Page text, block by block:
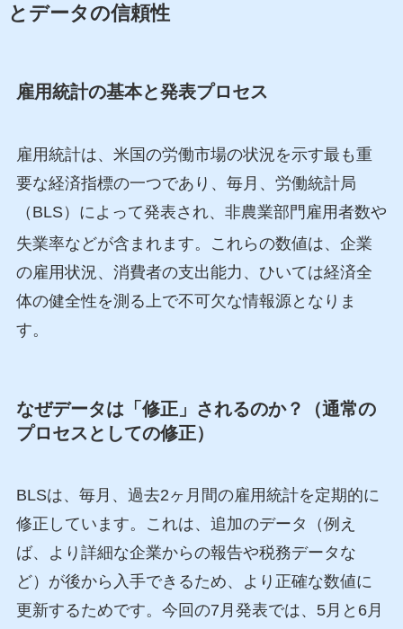
とデータの信頼性
雇用統計の基本と発表プロセス
雇用統計は、米国の労働市場の状況を示す最も重
要な経済指標の一つであり、毎月、労働統計局
（BLS）によって発表され、非農業部門雇用者数や
失業率などが含まれます。これらの数値は、企業
の雇用状況、消費者の支出能力、ひいては経済全
体の健全性を測る上で不可欠な情報源となりま
す。
なぜデータは「修正」されるのか？（通常の
プロセスとしての修正）
BLSは、毎月、過去2ヶ月間の雇用統計を定期的に
修正しています。これは、追加のデータ（例え
ば、より詳細な企業からの報告や税務データな
ど）が後から入手できるため、より正確な数値に
更新するためです。今回の7月発表では、5月と6月